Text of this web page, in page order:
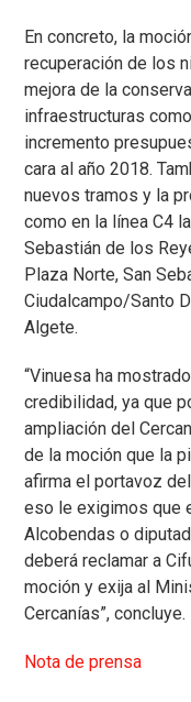
En concreto, la
recuperación de los
mejora de la
infraestructuras
incremento
cara al año 2018.
nuevos tramos y la
como en la línea C4
Sebastián de los
Plaza Norte, San
Ciudalcampo/Santo
Algete.
“Vinuesa ha
credibilidad, ya que
ampliación del
de la moción que la
afirma el portavoz
eso le exigimos que
Alcobendas o
deberá reclamar a
moción y exija al
Cercanías”, concluye.
Nota de prensa